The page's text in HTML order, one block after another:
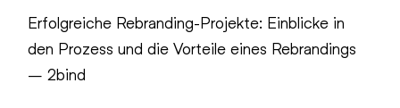
Erfolgreiche Rebranding-Projekte: Einblicke in
den Prozess und die Vorteile eines Rebrandings
– 2bind